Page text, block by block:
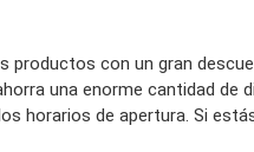
productos con un gran
una enorme cantidad de
horarios de apertura. Si